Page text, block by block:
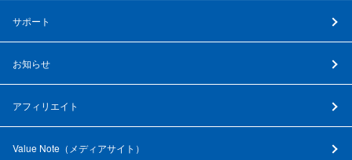
サポート
お知らせ
アフィリエイト
Value Note（ メディアサイト ）